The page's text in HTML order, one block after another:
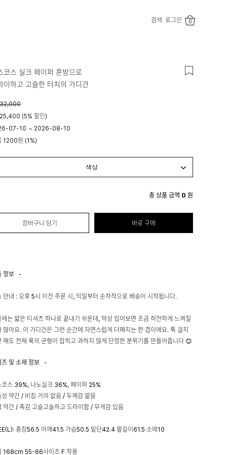
검색 로그인 0
코스 실크 페이퍼 혼방으로
이하고 고슬한 터치의 가디건
(5% 할인)
07-10
00분
~ 2026-08-10
23시 59분
1200원 (1%)
총 상품 금액 0 원
장바구니 담기 바로 구매
정보 -
안내 : 오후 5시 이전 주문 시, 익일부터 순차적으로 배송이 시작됩니다.
에는 얇은 티셔츠 하나로 끝내기 쉬운데, 막상 입어보면 조금 허전하게 느껴질
많아요. 이 가디건은 그런 순간에 자연스럽게 더해지는 한 겹이에요. 툭 걸치
해도 전체 룩의 균형이 잡히고 과하지 않게 단정한 분위기를 만들어줍니다 😊
즈 및 소재 정보 -
코스 39%, 나노실크 36%, 페이퍼 25%
성 약간 / 비침 거의 없음 / 두께감 얇음
약간 / 촉감 고슬고슬하고 드라이함 / 무게감 있음
총장56.5 어깨41.5 가슴50.5 밑단42.4 팔길이61.5 소매10
168cm 55-66사이즈 F 착용